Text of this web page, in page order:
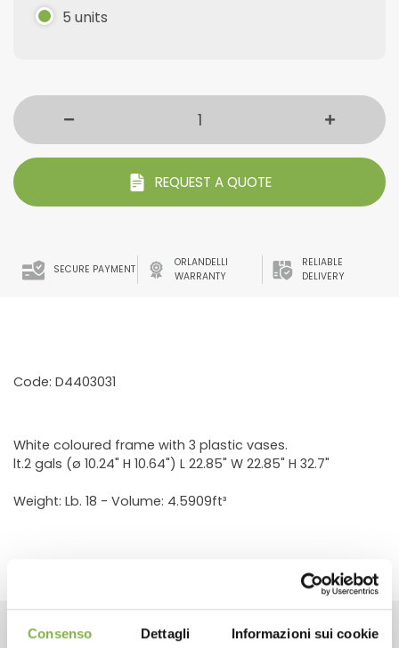
Consenso Dettagli Informazioni sui cookie
5 units
REQUEST A QUOTE
SECURE PAYMENT
ORLANDELLI
WARRANTY
RELIABLE
DELIVERY
Code: D4403031
White coloured frame with 3 plastic vases.
lt.2 gals (ø 10.24" H 10.64") L 22.85" W 22.85" H 32.7"
Weight: Lb. 18 - Volume: 4.5909ft³